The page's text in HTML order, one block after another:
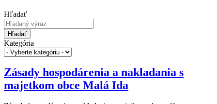
Hľadať
Hľadať
Kategória
Zásady hospodárenia a nakladania s
majetkom obce Malá Ida